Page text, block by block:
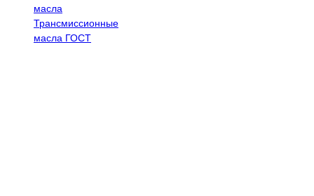
масла
Трансмиссионные
масла ГОСТ